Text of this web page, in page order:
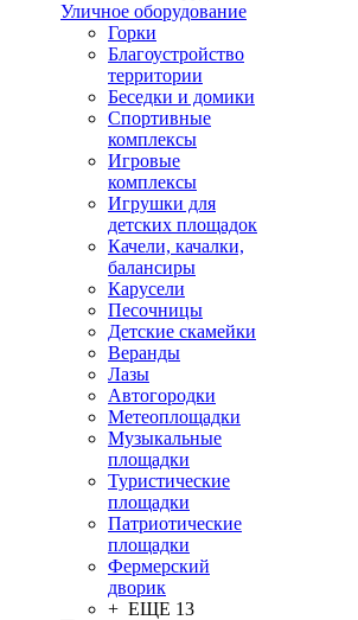
Уличное оборудование
Горки
Благоустройство
территории
Беседки и домики
Спортивные
комплексы
Игровые
комплексы
Игрушки для
детских площадок
Качели, качалки,
балансиры
Карусели
Песочницы
Детские скамейки
Веранды
Лазы
Автогородки
Метеоплощадки
Музыкальные
площадки
Туристические
площадки
Патриотические
площадки
Фермерский
дворик
+ ЕЩЕ 13